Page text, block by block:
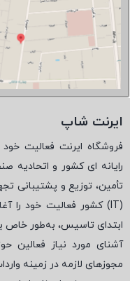
ایرنت شاپ
فروشگاه ایرنت فعالیت
رایانه ای کشور و اتحادیه
تأمین، توزیع و پشتیبانی
(
IT) کشور فعالیت خود را
ابتدای تاسیس، به‌طور خاص
آشنای مورد نیاز فعالین
مجوزهای لازمه در زمینه